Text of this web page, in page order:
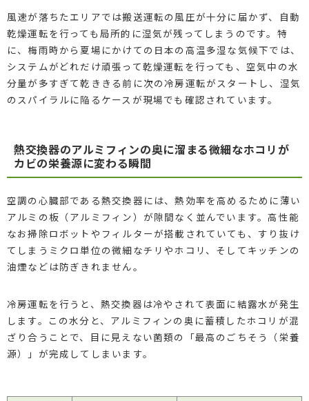
風速が落ちたエリアでは搬送運転の風圧が十分に届かず、自動
乾燥運転を行っても局所的に湿気が残ってしまうのです。特
に、梅雨時から夏場にかけての日本の高温多湿な気候下では、
システムがどれだけ頑張って乾燥運転を行っても、空気中の水
分量が多すぎて乾ききる前に次の冷房運転がスタートし、湿気
のスパイラルに陥るケースが現場でも確認されています。
熱交換器のアルミフィンの奥に溜まる微細なホコリが
カビの栄養源に変わる瞬間
空調の心臓部である熱交換器には、熱効率を高めるために薄い
アルミの板（アルミフィン）が隙間なく並んでいます。高性能
なお掃除ロボットやフィルターが搭載されていても、すり抜け
てしまうミクロ単位の微細なチリやホコリ、そしてキッチンの
油煙などは防ぎきれません。
冷房運転を行うと、熱交換器は冷やされて表面に結露水が発生
します。この水分と、アルミフィンの奥に蓄積したホコリが混
ざり合うことで、目に見えない菌類の「最高のごちそう（栄養
源）」が完成してしまいます。